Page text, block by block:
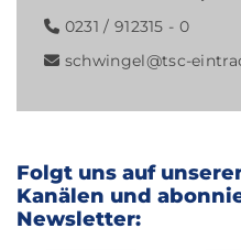
0231 / 912315 - 0
schwingel@tsc-
Folgt uns auf
Kanälen und
Newsletter: